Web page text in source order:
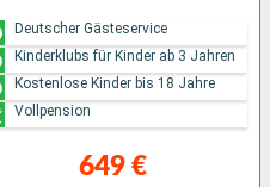
649 €
Deutscher Gästeservice
Kinderklubs für Kinder ab 3 Jahren
Kostenlose Kinder bis 18 Jahre
Vollpension